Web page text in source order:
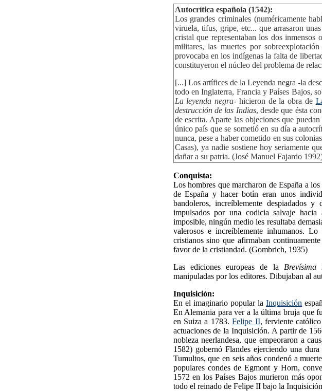
Autocrítica española (1542):
Los grandes criminales (numéricamente
viruela, tifus, gripe, etc... que arrasaron
cristal que representaban los dos inmensos
militares, las muertes por
provocaba en los indígenas la falta de
constituyeron el núcleo del problema de
[...] Los artífices de la Leyenda negra -la
todo en Inglaterra, Francia y Países Bajos,
La leyenda negra- hicieron de la obra de
destrucción de las Indias, desde que ésta
de escrita. Aparte las objeciones que
único país que se sometió en su día a
nunca, pese a haber cometido en sus
Casas), ya nadie sostiene hoy seriamente
dañar a su patria. (José Manuel Fajardo
Conquista:
Los hombres que marcharon de España a
de España y hacer botín eran unos
bandoleros, increíblemente despiadados
impulsados por una codicia salvaje hacia
imposible, ningún medio les resultaba
valerosos e increíblemente inhumanos.
cristianos sino que afirmaban
favor de la cristiandad. (Gombrich, 1935)
Las ediciones europeas de la Brevísima
manipuladas por los editores. Dibujaban al
Inquisición:
En el imaginario popular laInquisición
En Alemania para ver a la última bruja que
en Suiza a 1783.Felipe II, ferviente
actuaciones de la Inquisición. A partir de
nobleza neerlandesa, que empeoraron a
1582) gobernó Flandes ejerciendo una
Tumultos, que en seis años condenó a
populares condes de Egmont y Horn,
1572 en los Países Bajos murieron más
todo el reinado de Felipe II bajo la